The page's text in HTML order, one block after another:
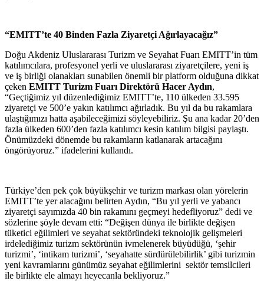
“EMITT’te 40 Binden Fazla Ziyaretçi Ağırlayacağız”
Doğu Akdeniz Uluslararası Turizm ve Seyahat Fuarı EMITT’in tüm
katılımcılara, profesyonel yerli ve uluslararası ziyaretçilere, yeni iş
ve iş birliği olanakları sunabilen önemli bir platform olduğuna dikkat
çeken EMITT Turizm Fuarı Direktörü Hacer Aydın,
“Geçtiğimiz yıl düzenlediğimiz EMITT’te, 110 ülkeden 33.595
ziyaretçi ve 500’e yakın katılımcı ağırladık. Bu yıl da bu rakamlara
ulaştığımızı hatta aşabileceğimizi söyleyebiliriz. Şu ana kadar 20’den
fazla ülkeden 600’den fazla katılımcı kesin katılım bilgisi paylaştı.
Önümüzdeki dönemde bu rakamların katlanarak artacağını
öngörüyoruz.” ifadelerini kullandı.
Türkiye’den pek çok büyükşehir ve turizm markası olan yörelerin
EMITT’te yer alacağını belirten Aydın, “Bu yıl yerli ve yabancı
ziyaretçi sayımızda 40 bin rakamını geçmeyi hedefliyoruz” dedi ve
sözlerine şöyle devam etti: “Değişen dünya ile birlikte değişen
tüketici eğilimleri ve seyahat sektöründeki teknolojik gelişmeleri
irdelediğimiz turizm sektörünün ivmelenerek büyüdüğü, ‘şehir
turizmi’, ‘intikam turizmi’, ‘seyahatte sürdürülebilirlik’ gibi turizmin
yeni kavramlarını günümüz seyahat eğilimlerini sektör temsilcileri
ile birlikte ele almayı heyecanla bekliyoruz.”